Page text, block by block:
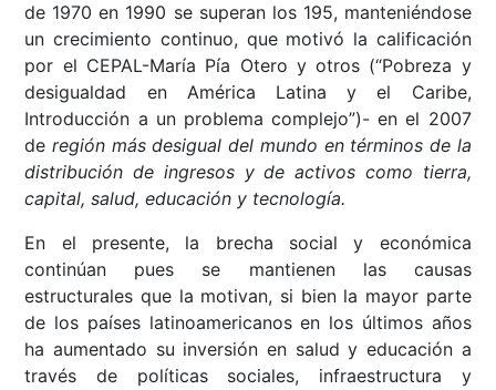
de 1970 en 1990 se superan los 195, manteniéndose
un crecimiento continuo, que motivó la calificación
por el CEPAL-María Pía Otero y otros (“Pobreza y
desigualdad en América Latina y el Caribe,
Introducción a un problema complejo”)- en el 2007
deregión más desigual del mundo en términos de la
distribución de ingresos y de activos como tierra,
capital, salud, educación y tecnología.
En el presente, la brecha social y económica
continúan pues se mantienen las causas
estructurales que la motivan, si bien la mayor parte
de los países latinoamericanos en los últimos años
ha aumentado su inversión en salud y educación a
través de políticas sociales, infraestructura y